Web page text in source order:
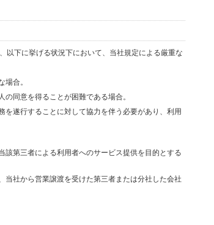
以下に挙げる状況下において、当社規定による厳重な
合。
同意を得ることが困難である場合。
遂行することに対して協力を伴う必要があり、利用
第三者による利用者へのサービス提供を目的とする
社から営業譲渡を受けた第三者または分社した会社